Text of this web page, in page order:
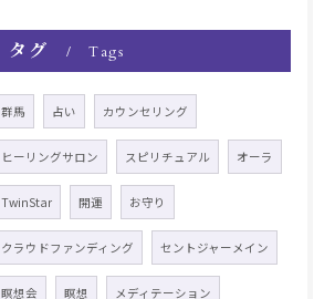
タグ Tags
群馬 占い カウンセリング
ヒーリングサロン スピリチュアル オーラ
TwinStar 開運 お守り
クラウドファンディング セントジャーメイン
瞑想会 瞑想 メディテーション